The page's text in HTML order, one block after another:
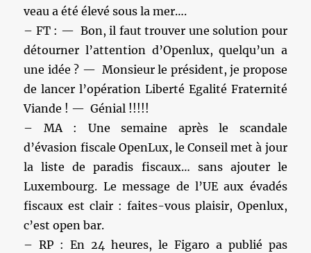
veau a été élevé sous la mer….
– FT : — Bon, il faut trouver une solution pour
détourner l’attention d’Openlux, quelqu’un a
une idée ? — Monsieur le président, je propose
de lancer l’opération Liberté Egalité Fraternité
Viande ! — Génial !!!!!
– MA : Une semaine après le scandale
d’évasion fiscale OpenLux, le Conseil met à jour
la liste de paradis fiscaux… sans ajouter le
Luxembourg. Le message de l’UE aux évadés
fiscaux est clair : faites-vous plaisir, Openlux,
c’est open bar.
– RP : En 24 heures, le Figaro a publié pas